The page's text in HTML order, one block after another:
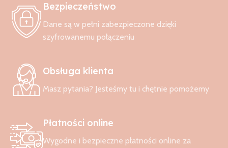
Wybierz śpiworek do spania
dopasowany do potrzeb Twojego
Dobrze dobrany śpiworek do spania to inwestycja w spokojne
noce i komfort całej rodziny. To nie tylko wygoda, ale przede
wszystkim bezpieczeństwo i lepsza jakość snu dziecka. Sprawdź
odpowiada potrzebom Twojego maluszka.
Bezpieczeństwo
Dane są w pełni zabezpieczone dzięki
szyfrowanemu połączeniu
Obsługa klienta
Masz pytania? Jesteśmy tu i chętnie pomożemy
Płatności online
Wygodne i bezpieczne płatności online za